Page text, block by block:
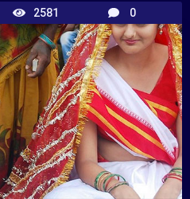
в ступор даже самого
что амбре сильно
общественного туалета.
блюдом настоятельно
что на вкус блюдо
наверное, при поедании
себя настоящим
2581 0